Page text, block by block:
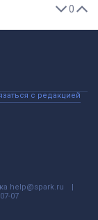
0
с редакцией
help@spark.ru
07